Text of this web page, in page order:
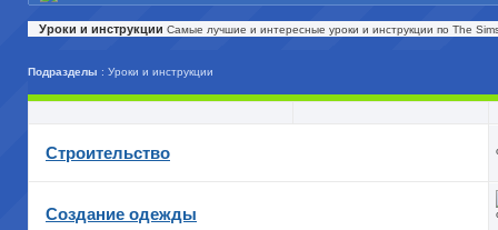
Уроки и инструкции Самые лучшие и интересные уроки и инструкции по The
Подразделы : Уроки и инструкции
Строительство
Создание одежды